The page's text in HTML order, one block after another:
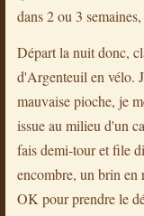
dans 2 ou 3
Départ la nuit donc,
d'Argenteuil en vélo.
mauvaise pioche, je
issue au milieu d'un
fais demi-tour et file
encombre, un brin en
OK pour prendre le